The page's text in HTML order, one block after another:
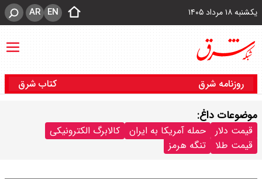
یکشنبه ۱۸ مرداد ۱۴۰۵ EN
AR
روزنامه شرق کتاب شرق
موضوعات داغ:
قیمت دلار حمله آمریکا به ایران
کالابرگ الکترونیکی
قیمت طلا
تنگه هرمز